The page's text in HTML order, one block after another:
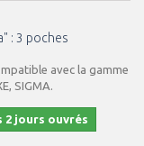
: 3 poches
avec la gamme
SIGMA.
2 jours ouvrés